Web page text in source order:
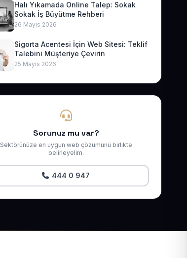
Halı Yıkamada Online Talep: Sokak
Sokak İş Büyütme Rehberi
26 Mayıs 2026
Sigorta Acentesi İçin Web Sitesi: Teklif
Talebini Müşteriye Çevirin
25 Mayıs 2026
Sorunuz mu var?
Sektörünüze en uygun web çözümünü birlikte
belirleyelim.
444 0 947